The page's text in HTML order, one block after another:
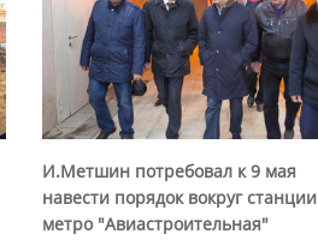
И.Метшин потребовал к 9 мая
навести порядок вокруг станции
метро "Авиастроительная"